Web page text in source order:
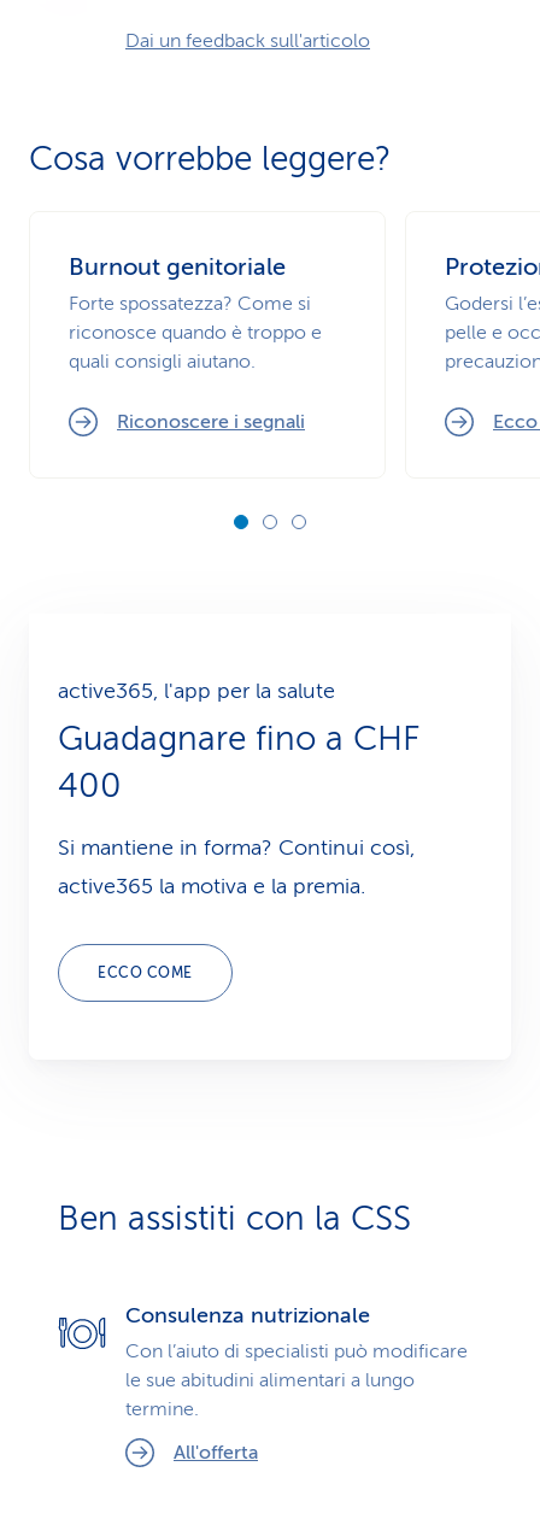
Dai un feedback sull'articolo
Cosa vorrebbe leggere?
Burnout genitoriale
Forte spossatezza? Come si
riconosce quando è troppo e
quali consigli aiutano.
Riconoscere i segnali
Godersi
pelle e
active365, l'app per la salute
Guadagnare fino a CHF
400
Si mantiene in forma? Continui così,
active365 la motiva e la premia.
ECCO COME
Ben assistiti con la CSS
Consulenza nutrizionale
Con l’aiuto di specialisti può modificare
le sue abitudini alimentari a lungo
termine.
All'offerta